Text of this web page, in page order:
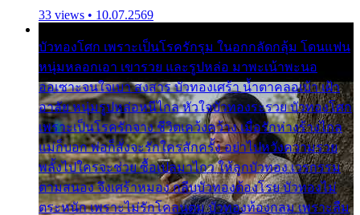
33 views • 10.07.2569
บัวทองโศก เพราะเป็นโรครักรุม ในอกกลัดกลุ้ม โดนแฟน
หนุ่มหลอกเอา เขารวย และรูปหล่อ มาพะเน้าพะนอ
ออเซาะจนใจเบา สงสาร บัวทองเศร้า น้ำตาคลอเบ้า เฝ้า
อาลัย หนุ่มรูปหล่อหนีไกล หัวใจบัวทองระรวย บัวทองโศก
เพราะเป็นโรครักจาง ชีวิตเคว้งคว้าง เมื่อรักห่างร้างไกล
แม่ก็บอก พ่อก็สั่งจะรักใครสักครั้ง อย่าไปหวังความรวย
พลั้งไปใครจะช่วย ซื้อเปลมาไกว ให้ลูกบัวทอง เวรกรรม
ตามสนอง จึงเศร้าหมอง กลีบบัวทองต้องโรย บัวทองไม่
ตระหนัก เพราะไม่รักโคลนตม บัวทองท้องกลม เพราะลืม